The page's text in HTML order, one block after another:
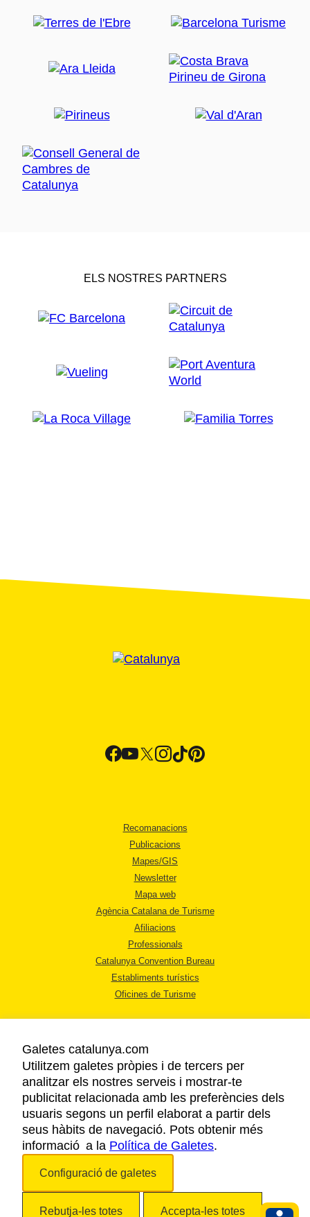
ELS NOSTRES PARTNERS
Recomanacions
Publicacions
Mapes/GIS
Newsletter
Mapa web
Agència Catalana de Turisme
Afiliacions
Professionals
Catalunya Convention Bureau
Establiments turístics
Oficines de Turisme
AVÍS LEGAL
POLÍTICA DE PRIVACITAT
COOKIES
ACCESSIBILITAT
Galetes catalunya.com
Utilitzem galetes pròpies i de tercers per
analitzar els nostres serveis i mostrar-te
publicitat relacionada amb les preferències dels
usuaris segons un perfil elaborat a partir dels
seus hàbits de navegació. Pots obtenir més
informació a la Política de Galetes.
Configuració de galetes
Rebutja-les totes Accepta-les totes